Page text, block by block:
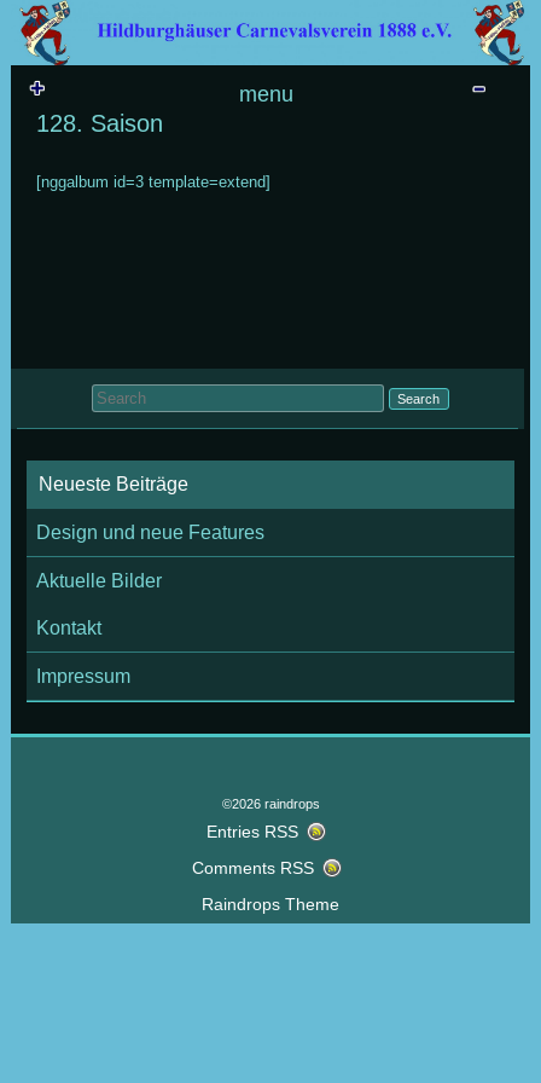
menu
128. Saison
[nggalbum id=3 template=extend]
Search for:
Neueste Beiträge
Design und neue Features
Aktuelle Bilder
Kontakt
Impressum
©2026 raindrops
Entries RSS
Comments RSS
Raindrops Theme